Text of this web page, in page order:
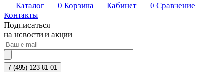
Каталог 0 Корзина Кабинет 0 Сравнение
Контакты
Подписаться
на новости и акции
7 (495) 123-81-01